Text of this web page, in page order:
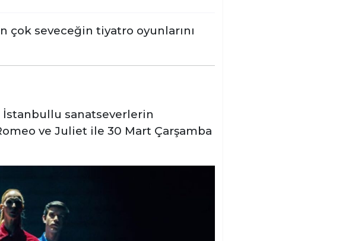
çok seveceğin tiyatro oyunlarını
İstanbullu sanatseverlerin
ve Juliet ile 30 Mart Çarşamba